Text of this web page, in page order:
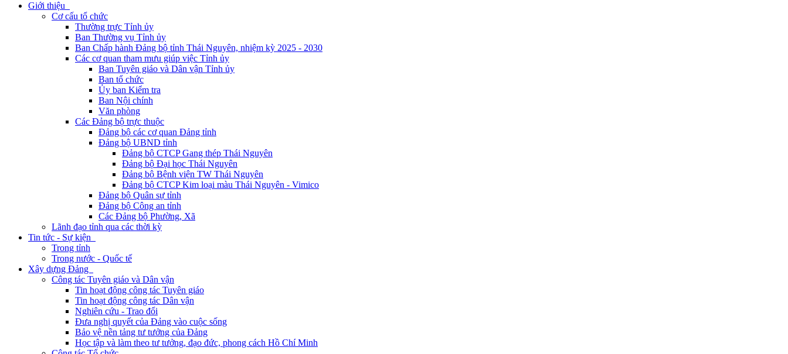
Giới thiệu
Cơ cấu tổ chức
Thường trực Tỉnh ủy
Ban Thường vụ Tỉnh ủy
Ban Chấp hành Đảng bộ tỉnh Thái Nguyên, nhiệm kỳ 2025 - 2030
Các cơ quan tham mưu giúp việc Tỉnh ủy
Ban Tuyên giáo và Dân vận Tỉnh ủy
Ban tổ chức
Ủy ban Kiểm tra
Ban Nội chính
Văn phòng
Các Đảng bộ trực thuộc
Đảng bộ các cơ quan Đảng tỉnh
Đảng bộ UBND tỉnh
Đảng bộ CTCP Gang thép Thái Nguyên
Đảng bộ Đại học Thái Nguyên
Đảng bộ Bệnh viện TW Thái Nguyên
Đảng bộ CTCP Kim loại màu Thái Nguyên - Vimico
Đảng bộ Quân sự tỉnh
Đảng bộ Công an tỉnh
Các Đảng bộ Phường, Xã
Lãnh đạo tỉnh qua các thời kỳ
Tin tức - Sự kiện
Trong tỉnh
Trong nước - Quốc tế
Xây dựng Đảng
Công tác Tuyên giáo và Dân vận
Tin hoạt động công tác Tuyên giáo
Tin hoạt động công tác Dân vận
Nghiên cứu - Trao đổi
Đưa nghị quyết của Đảng vào cuộc sống
Bảo vệ nền tảng tư tưởng của Đảng
Học tập và làm theo tư tưởng, đạo đức, phong cách Hồ Chí Minh